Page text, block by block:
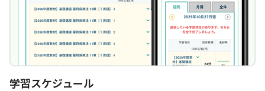
学習スケジュール